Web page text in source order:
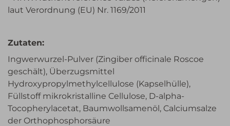
laut Verordnung (EU) Nr. 1169/2011
Zutaten:
Ingwerwurzel-Pulver (Zingiber officinale Roscoe
geschält), Überzugsmittel
Hydroxypropylmethylcellulose (Kapselhülle),
Füllstoff mikrokristalline Cellulose, D-alpha-
Tocopherylacetat, Baumwollsamenöl, Calciumsalze
der Orthophosphorsäure